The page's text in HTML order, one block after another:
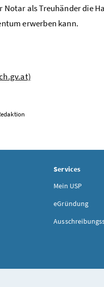
als Treuhänder die
erwerben kann.
Services
Mein USP
eGründung